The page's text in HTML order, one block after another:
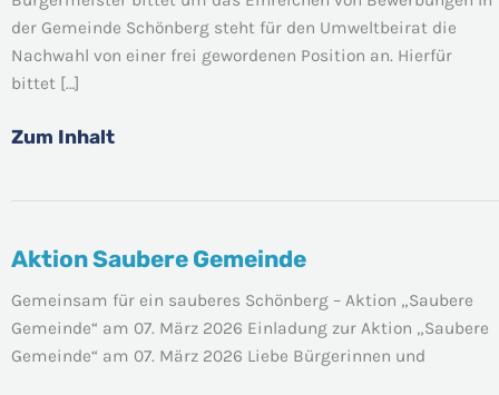
der Gemeinde Schönberg steht für den Umweltbeirat die
Nachwahl von einer frei gewordenen Position an. Hierfür
bittet […]
des
Umweltbeirates
in
der
Gemeinde
Schönberg
Zum Inhalt
Aktion Saubere Gemeinde
Gemeinsam für ein sauberes Schönberg – Aktion „Saubere
Gemeinde“ am 07. März 2026 Einladung zur Aktion „Saubere
Gemeinde“ am 07. März 2026 Liebe Bürgerinnen und
Aktion
Gemeinde